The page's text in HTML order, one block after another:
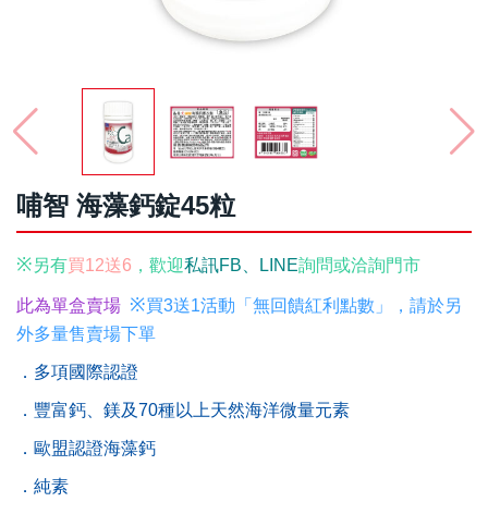
哺智 海藻鈣錠45粒
※另有買12送6 ， 歡迎私訊FB、LINE詢問或洽詢門市
此為單盒賣場 ※買3送1活動「無回饋紅利點數」，請於另
外多量售賣場下單
．多項國際認證
．豐富鈣、鎂及70種以上天然海洋微量元素
．歐盟認證海藻鈣
．純素